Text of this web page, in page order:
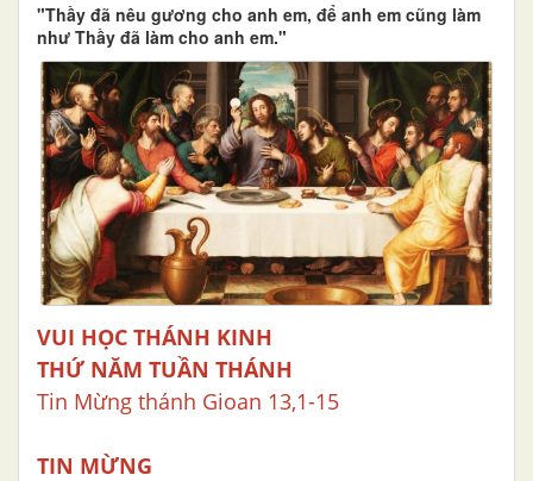
"Thầy đã nêu gương cho anh em, để anh em cũng làm
như Thầy đã làm cho anh em."
VUI HỌC THÁNH KINH
THỨ NĂM TUẦN THÁNH
Tin Mừng thánh Gioan 13,1-15
TIN MỪNG